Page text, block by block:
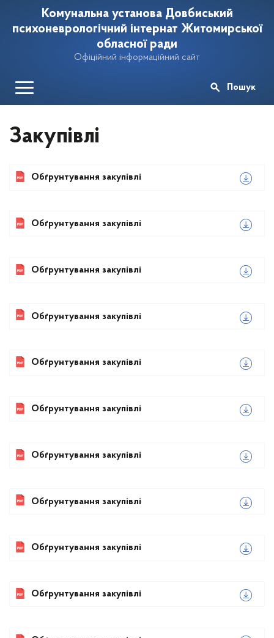
Комунальна установа Довбиський
психоневрологічний інтернат Житомирської
обласної ради
Офіційний інформаційний сайт
Пошук
Закупівлі
Обґрунтування закупівлі
Обґрунтування закупівлі
Обґрунтування закупівлі
Обґрунтування закупівлі
Обґрунтування закупівлі
Обґрунтування закупівлі
Обґрунтування закупівлі
Обґрунтування закупівлі
Обґрунтування закупівлі
Обґрунтування закупівлі